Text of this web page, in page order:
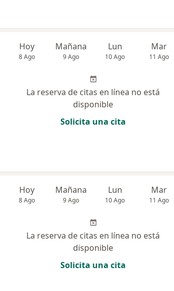
Hoy
8 Ago
Mañana
9 Ago
Lun
10 Ago
Mar
11 Ago
La reserva de citas en línea no está
disponible
Solicita una cita
Hoy
8 Ago
Mañana
9 Ago
Lun
10 Ago
Mar
11 Ago
La reserva de citas en línea no está
disponible
Solicita una cita